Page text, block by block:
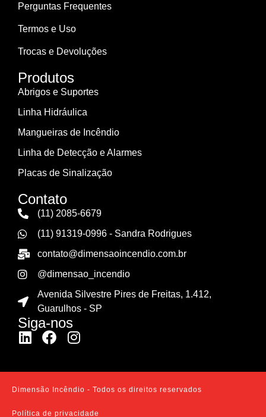
Perguntas Frequentes
Termos e Uso
Trocas e Devoluções
Produtos
Abrigos e Suportes
Linha Hidráulica
Mangueiras de Incêndio
Linha de Detecção e Alarmes
Placas de Sinalização
Contato
(11) 2085-6679
(11) 91319-0996 - Sandra Rodrigues
contato@dimensaoincendio.com.br
@dimensao_incendio
Avenida Silvestre Pires de Freitas, 1.412,
Guarulhos - SP
Siga-nos
Dimensão Incêndio - Todos os direitos reservados
Política de privacidade